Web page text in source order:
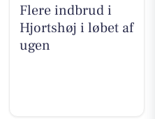
Flere indbrud i
Hjortshøj i løbet af
ugen